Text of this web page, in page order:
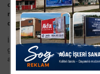
canbaza bak canbaza
meşgul eden iktidar, diğer
devleti kuran PKK`lılara göz
İnşallah tüm bunların hepsi
görünen köy kılavuz istemez.
anlattıklarımı destekler